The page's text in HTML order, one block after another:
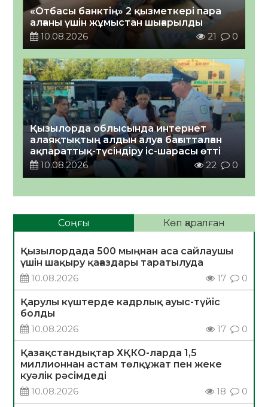
«Отбасы банктің» 2 қызметкері пара
алғаны үшін жұмыстан шығарылды
10.08.2026
21 0
Қызылорда облысында интернет
алаяқтықтың алдын алуға бағытталған
ақпараттық-түсіндіру іс-шарасы өтті
10.08.2026
22 0
Соңғы Көп қаралған
Қызылордада 500 мыңнан аса сайлаушы
үшін шақыру қағаздары таратылуда
10.08.2026
17 0
Қарулы күштерде кадрлық ауыс-түйіс
болды
10.08.2026
17 0
Қазақстандықтар ХҚКО-ларда 1,5
миллионнан астам төлқұжат пен жеке
куәлік рәсімдеді
10.08.2026
18 0